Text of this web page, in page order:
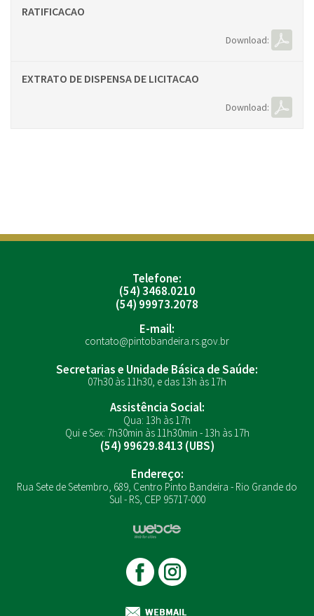
RATIFICACAO
Download:
EXTRATO DE DISPENSA DE LICITACAO
Download:
Telefone:
(54) 3468.0210
(54) 99973.2078
E-mail:
contato@pintobandeira.rs.gov.br
Secretarias e Unidade Básica de Saúde:
07h30 às 11h30, e das 13h às 17h
Assistência Social:
Qua: 13h às 17h
Qui e Sex: 7h30min às 11h30min - 13h às 17h
(54) 99629.8413 (UBS)
Endereço:
Rua Sete de Setembro, 689, Centro Pinto Bandeira - Rio Grande do
Sul - RS, CEP 95717-000